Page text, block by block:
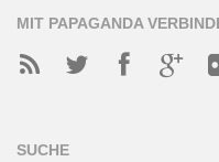
MIT PAPAGANDA
SUCHE